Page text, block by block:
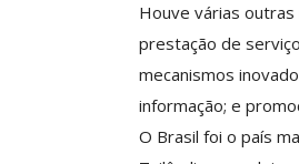
Houve várias
prestação de
mecanismos
informação; e
O Brasil foi o país